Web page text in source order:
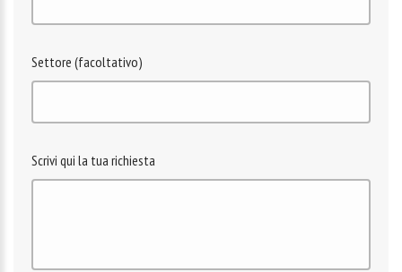
Settore (facoltativo)
Scrivi qui la tua richiesta